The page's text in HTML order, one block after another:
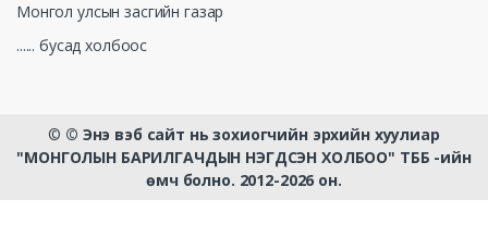
Монгол улсын засгийн газар
...... бусад холбоос
© © Энэ вэб сайт нь зохиогчийн эрхийн хуулиар
"МОНГОЛЫН БАРИЛГАЧДЫН НЭГДСЭН ХОЛБОО" ТББ -ийн
өмч болно. 2012-2026 он.